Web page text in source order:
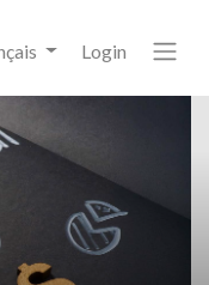
Login